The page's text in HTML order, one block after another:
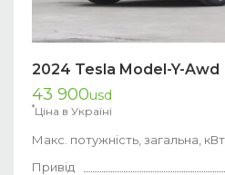
2024 Tesla Model-Y-Awd
43 900usd
*Ціна в Україні
Макс. потужність, загальна, кВт
Привід